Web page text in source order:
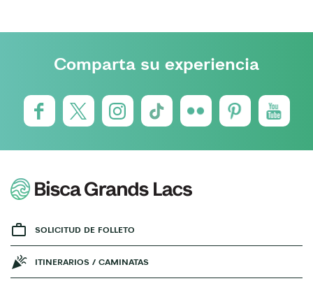
Comparta su experiencia
SOLICITUD DE FOLLETO
ITINERARIOS / CAMINATAS